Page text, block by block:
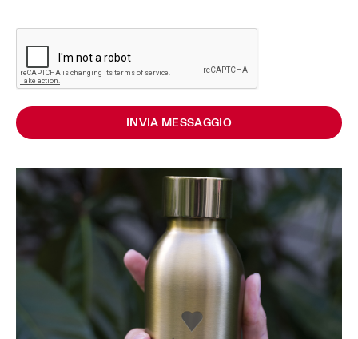
INVIA MESSAGGIO